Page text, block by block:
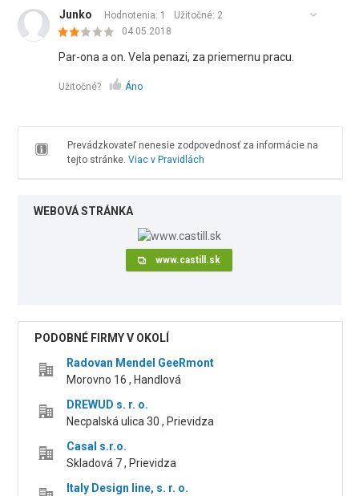
Junko Hodnotenia: 1 Užitočné: 2
04.05.2018
Par-ona a on. Vela penazi, za priemernu pracu.
Užitočné? Áno
Prevádzkovateľ nenesie zodpovednosť za informácie na
tejto stránke. Viac v Pravidlách
WEBOVÁ STRÁNKA
www.castill.sk
PODOBNÉ FIRMY V OKOLÍ
Radovan Mendel GeeRmont
Morovno 16 , Handlová
DREWUD s. r. o.
Necpalská ulica 30 , Prievidza
Casal s.r.o.
Skladová 7 , Prievidza
Italy Design line, s. r. o.